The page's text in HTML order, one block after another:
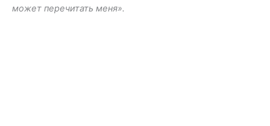
может перечитать меня».